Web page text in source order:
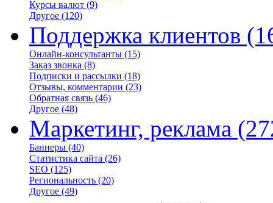
Курсы валют (9)
Другое (120)
Поддержка клиентов
Онлайн-консультанты (15)
Заказ звонка (8)
Подписки и рассылки (18)
Отзывы, комментарии (23)
Обратная связь (46)
Другое (48)
Маркетинг, реклама
Баннеры (40)
Статистика сайта (26)
SEO (125)
Региональность (20)
Другое (49)